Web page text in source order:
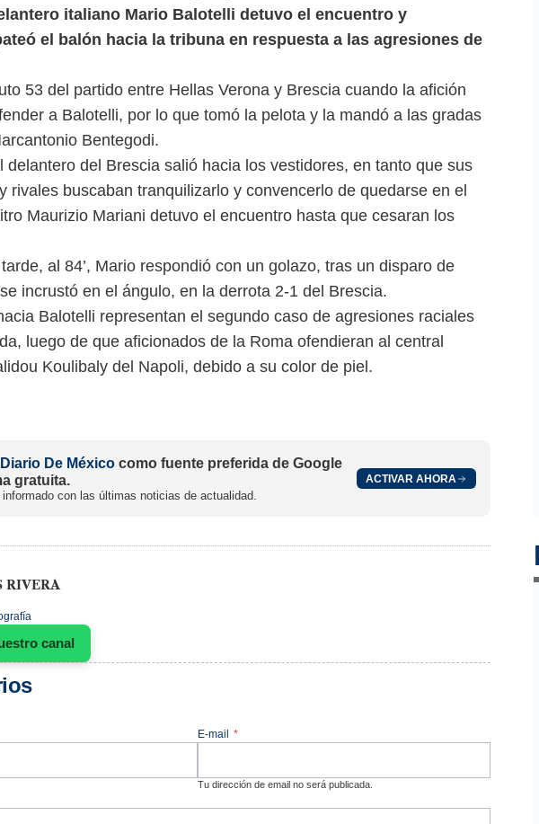
italiano Mario Balotelli detuvo el encuentro y
el balón hacia la tribuna en respuesta a las agresiones de
53 del partido entre Hellas Verona y Brescia cuando la afición
a Balotelli, por lo que tomó la pelota y la mandó a las gradas
Bentegodi.
delantero del Brescia salió hacia los vestidores, en tanto que sus
rivales buscaban tranquilizarlo y convencerlo de quedarse en el
Maurizio Mariani detuvo el encuentro hasta que cesaran los
al 84’, Mario respondió con un golazo, tras un disparo de
incrustó en el ángulo, en la derrota 2-1 del Brescia.
Balotelli representan el segundo caso de agresiones raciales
luego de que aficionados de la Roma ofendieran al central
Koulibaly del Napoli, debido a su color de piel.
Diario De México como fuente preferida de Google
gratuita.
informado con las últimas noticias de actualidad.
ACTIVAR AHORA
RIVERA
canal
E-mail *
Tu dirección de email no será publicada.